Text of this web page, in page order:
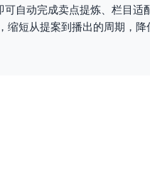
自动完成卖点提炼、栏目适
缩短从提案到播出的周期，